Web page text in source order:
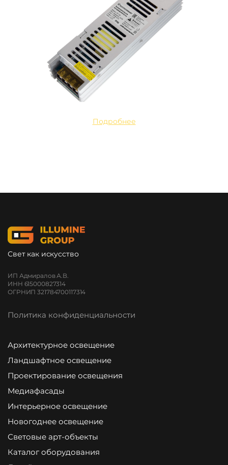
Подробнее
Свет как искусство
ИП Адмиралов А.В.
ИНН 615000827314
ОГРНИП 321784700117314
Политика конфиденциальности
Архитектурное освещение
Ландшафтное освещение
Проектирование освещения
Медиафасады
Интерьерное освещение
Новогоднее освещение
Световые арт-объекты
Каталог оборудования